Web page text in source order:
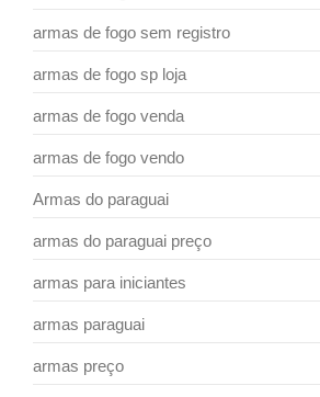
armas de fogo sem registro
armas de fogo sp loja
armas de fogo venda
armas de fogo vendo
Armas do paraguai
armas do paraguai preço
armas para iniciantes
armas paraguai
armas preço